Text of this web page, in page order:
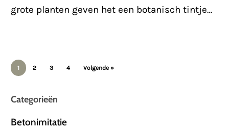
grote planten geven het een botanisch tintje…
1 2 3 4 Volgende »
Categorieën
Betonimitatie